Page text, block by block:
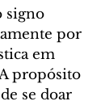
signo
por
em
propósito
se doar